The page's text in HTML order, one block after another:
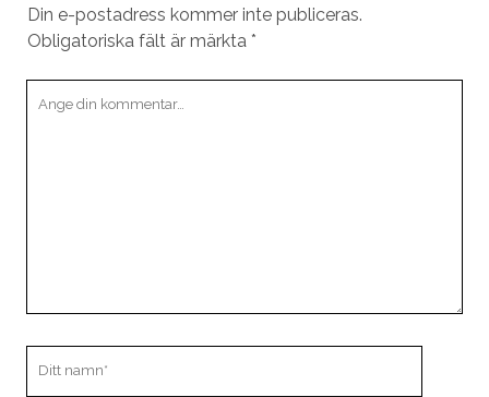
Din e-postadress kommer inte publiceras.
Obligatoriska fält är märkta *
kommentar